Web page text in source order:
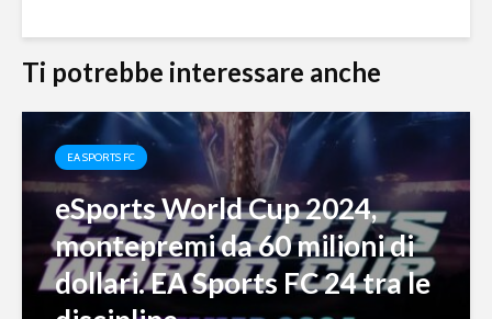
Ti potrebbe interessare anche
EA SPORTS FC
eSports World Cup 2024,
montepremi da 60 milioni di
dollari. EA Sports FC 24 tra le